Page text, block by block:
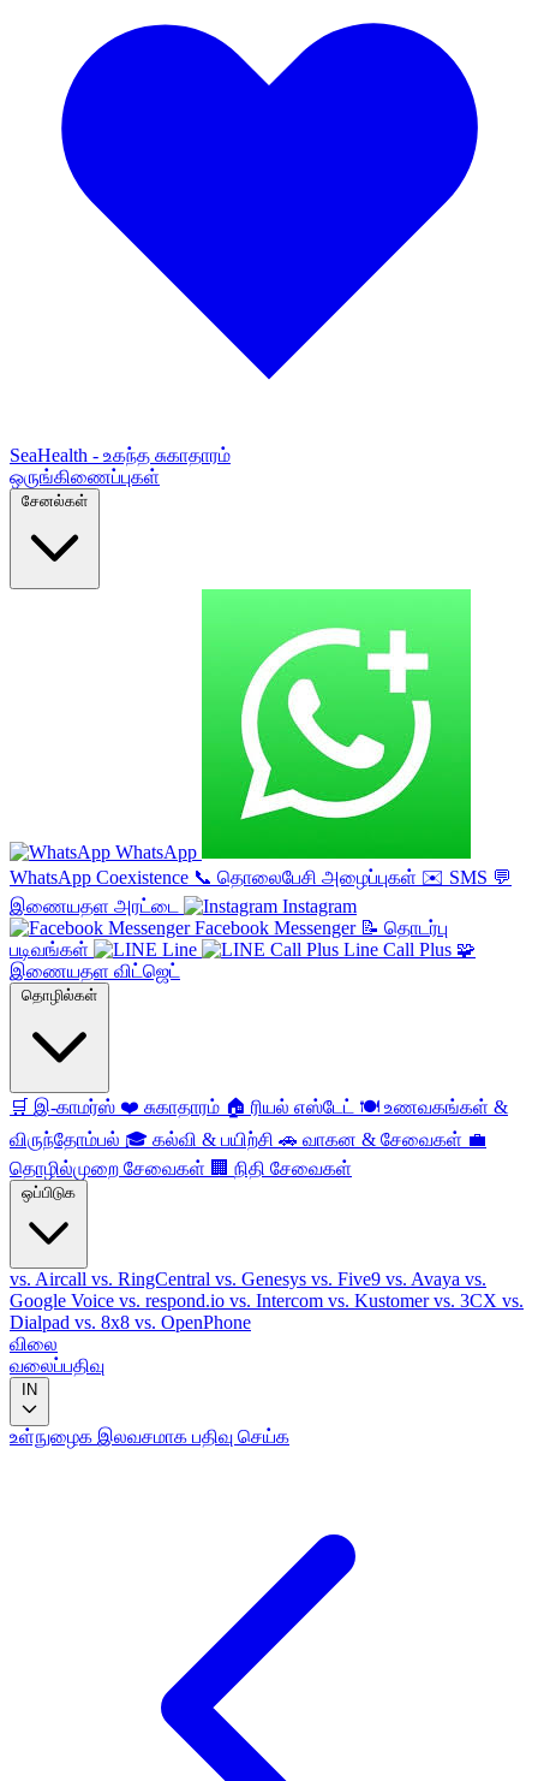
SeaHealth - உகந்த சுகாதாரம்
ஒருங்கிணைப்புகள்
சேனல்கள்
WhatsApp
WhatsApp Coexistence 📞 தொலைபேசி அழைப்புகள் ✉️ SMS 💬
இணையதள அரட்டை
Instagram
Facebook Messenger 📝 தொடர்பு
படிவங்கள்
Line Line Call Plus 🧩
இணையதள விட்ஜெட்
தொழில்கள்
🛒 இ-காமர்ஸ் ❤️ சுகாதாரம் 🏠 ரியல் எஸ்டேட் 🍽️ உணவகங்கள் &
விருந்தோம்பல் 🎓 கல்வி & பயிற்சி 🚗 வாகன & சேவைகள் 💼
தொழில்முறை சேவைகள் 🏢 நிதி சேவைகள்
ஒப்பிடுக
vs. Aircall vs. RingCentral vs. Genesys vs. Five9 vs. Avaya vs.
Google Voice vs. respond.io vs. Intercom vs. Kustomervs. 3CX vs.
Dialpad vs. 8x8 vs. OpenPhone
விலை
வலைப்பதிவு
IN
உள்நுழைக இலவசமாக பதிவு செய்க